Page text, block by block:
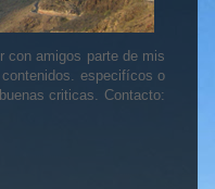
con amigos parte de mis
especifícos o
criticas. Contacto: